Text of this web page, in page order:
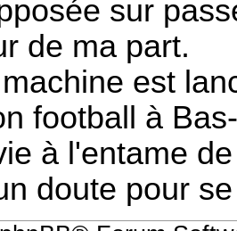
sur
de ma part.
est
football à
à l'entame
doute pour